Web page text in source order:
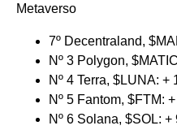
Metaverso
7º Decentraland,
Nº 3 Polygon,
Nº 4 Terra, $LUNA: +
Nº 5 Fantom, $FTM:
Nº 6 Solana, $SOL: +